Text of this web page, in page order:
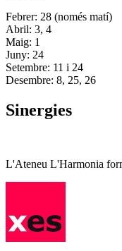
Febrer: 28 (només matí)
Abril: 3, 4
Maig: 1
Juny: 24
Setembre: 11 i 24
Desembre: 8, 25, 26
Sinergies
L'Ateneu L'Harmonia